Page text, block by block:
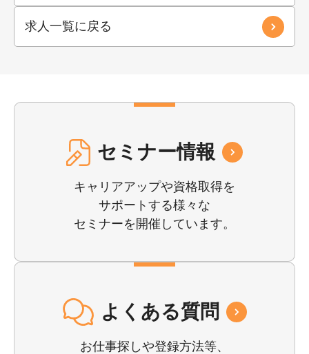
求人一覧に戻る
セミナー情報
キャリアアップや資格取得を
サポートする様々な
セミナーを開催しています。
よくある質問
お仕事探しや登録⽅法等、